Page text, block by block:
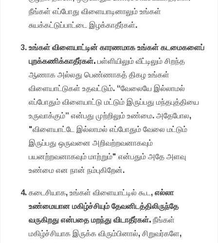
நீங்கள் எப்போது விளையாடினாலும் உங்கள்
சுயக்கட்டுப்பாட்டை இழக்காதீர்கள்.
உங்கள் விளையாட்டின் காரணமாக உங்கள் கடமைகளைப்
புறக்கணிக்காதீர்கள்.பள்ளியிலும் வீட்டிலும் சிறந்த
ஆணாக அல்லது பெண்ணாகத் திகழ உங்கள்
விளையாட்டுகள் உதவட்டும். “வேலையே இல்லாமல்
எப்போதும் விளையாட்டு மட்டும் இருப்பது மந்தபுத்தியை
உருவாக்கும்” என்பது முற்றிலும் உண்மை. அதேபோல,
"விளையாட்டே இல்லாமல் எப்போதும் வேலை மட்டும்
இருப்பது ஒருவனை அறிவற்றவனாகவும்
பயனற்றவனாகவும் மாற்றும்" என்பதும் அதே அளவு
உண்மை என நான் நம்புகிறேன்.
கடைசியாக, உங்கள் விளையாட்டில் கூட,எல்லா
உண்மையான மகிழ்ச்சியும் தேவனிடத்திலிருந்தே
வருகிறது என்பதை மறந்து விடாதீர்கள்.நீங்கள்
மகிழ்ச்சியாக இருக்க விரும்பினால், சிறுவர்களே,